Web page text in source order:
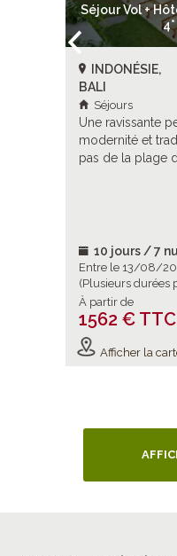
Séjour Vol +
INDONÉSIE,
BALI
Séjours
Une ravissante
modernité et
pas de la plage
10 jours / 7
Entre le 13/08/
(Plusieurs durées
À partir de
1562 € TTC
Afficher la